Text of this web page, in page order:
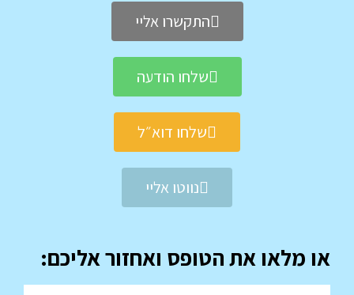
התקשרו אליי
שלחו הודעה
שלחו דוא״ל
נווטו אליי
או מלאו את הטופס ואחזור אליכם: